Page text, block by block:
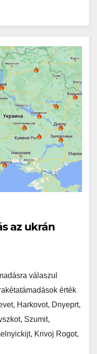
az ukrán
válaszul
érték
Harkovot, Dnyeprt,
Szumit,
Krivoj Rogot,